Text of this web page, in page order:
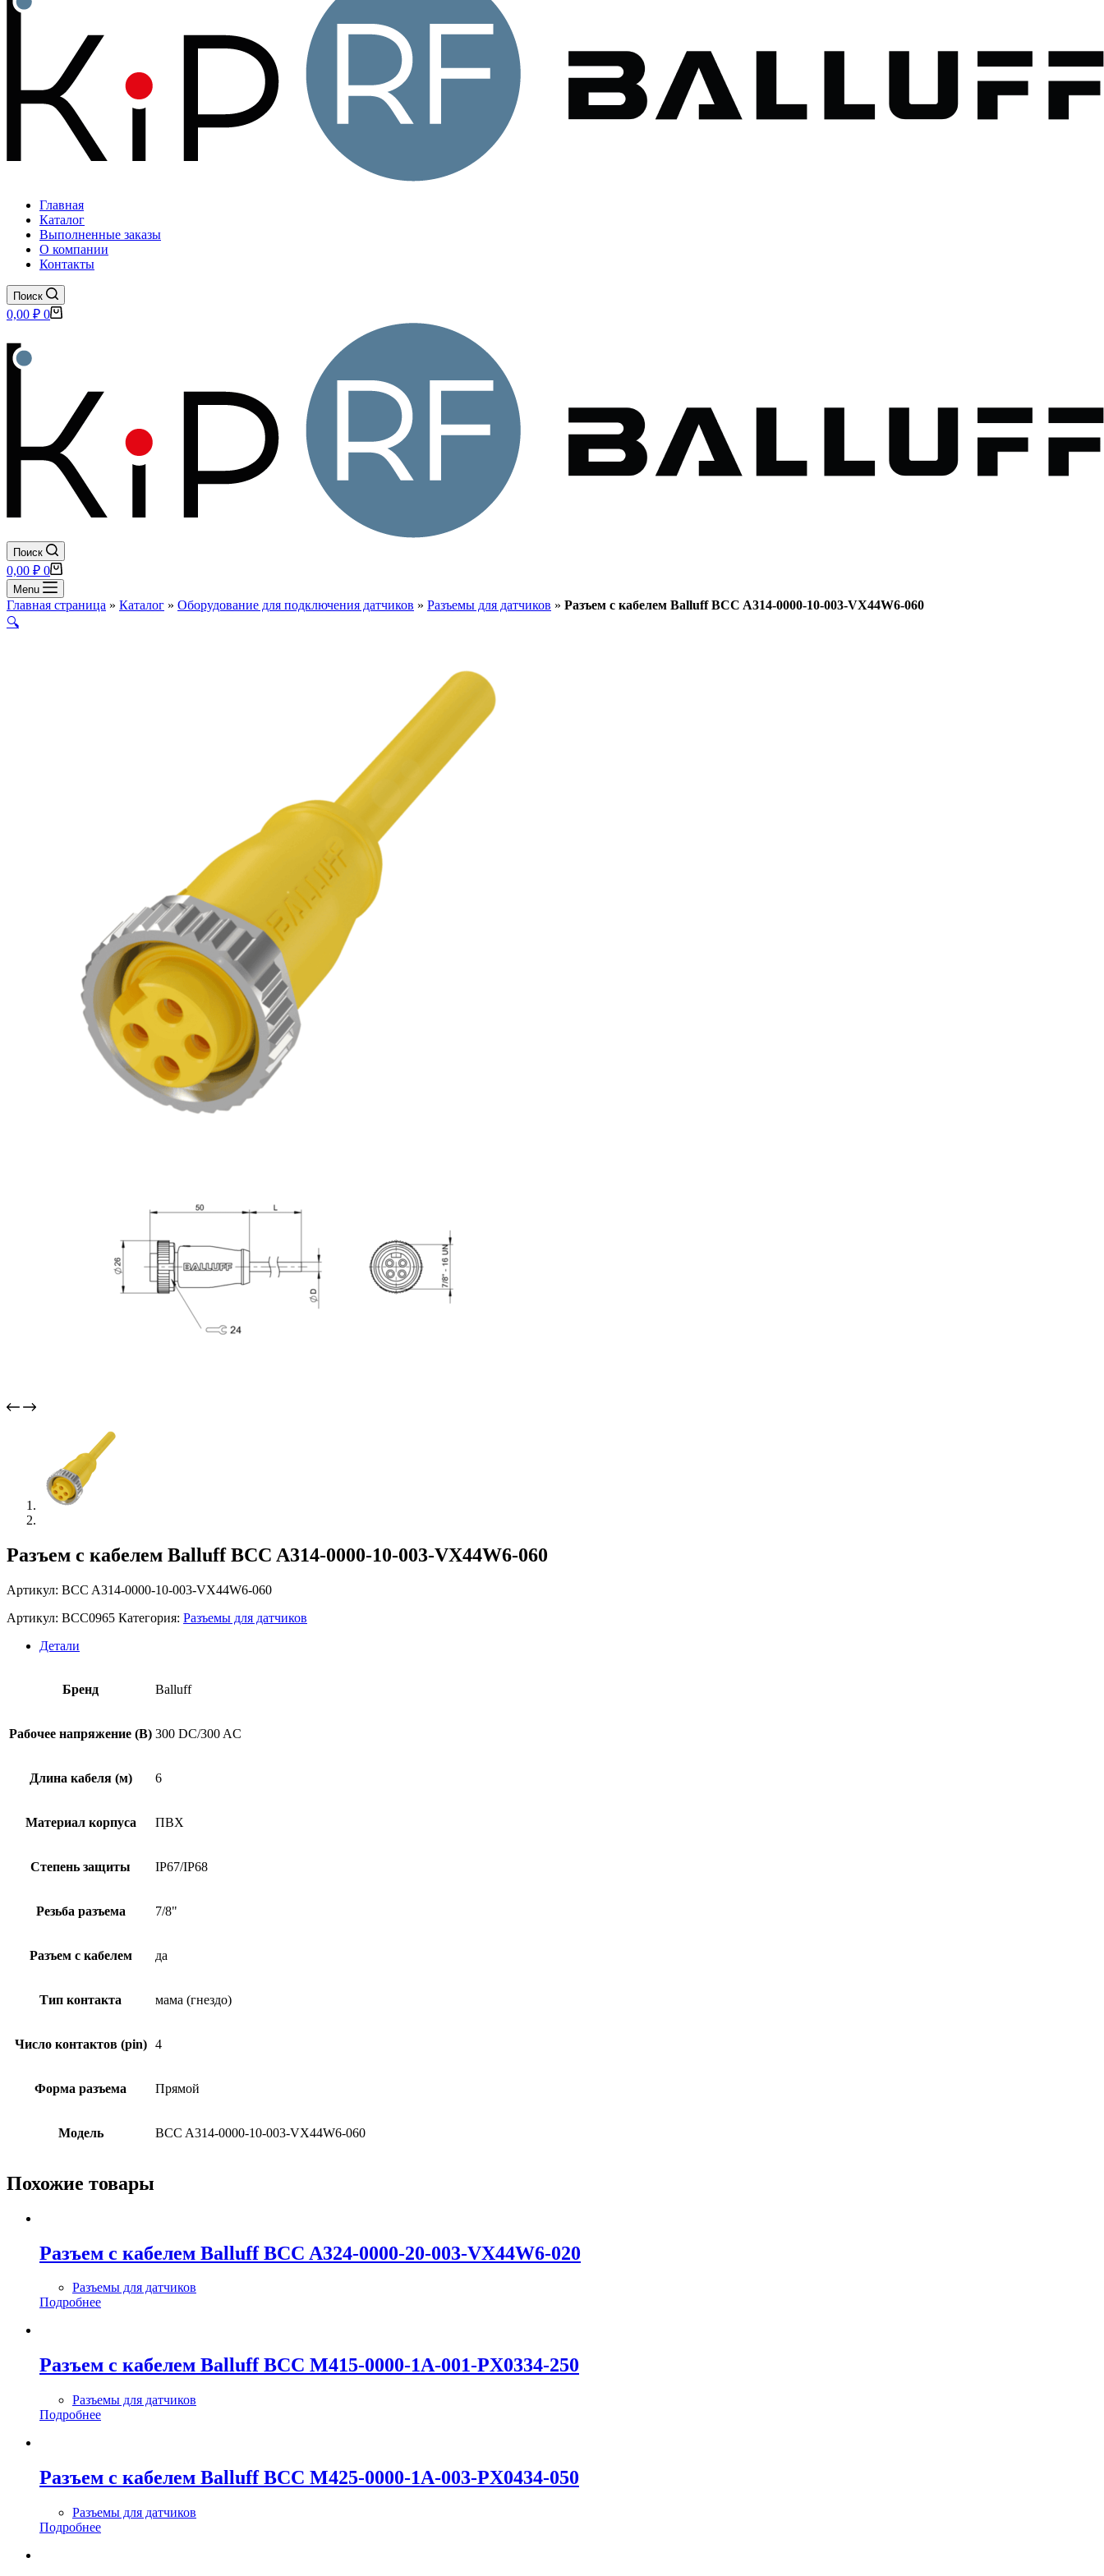
Главная
Каталог
Выполненные заказы
О компании
Контакты
Поиск
Корзина
0,00 ₽ 0
Поиск
Корзина
0,00 ₽ 0
Menu
Главная страница » Каталог » Оборудование для подключения датчиков » Разъемы для датчиков » Разъем с кабелем Balluff BCC A314-0000-10-003-VX44W6-060
🔍
Разъем с кабелем Balluff BCC A314-0000-10-003-VX44W6-060
Артикул: BCC A314-0000-10-003-VX44W6-060
Артикул: BCC0965 Категория: Разъемы для датчиков
Детали
Бренд Balluff
Рабочее напряжение (В) 300 DC/300 AC
Длина кабеля (м) 6
Материал корпуса ПВХ
Степень защиты IP67/IP68
Резьба разъема 7/8"
Разъем с кабелем да
Тип контакта мама (гнездо)
Число контактов (pin) 4
Форма разъема Прямой
Модель BCC A314-0000-10-003-VX44W6-060
Похожие товары
Разъем с кабелем Balluff BCC A324-0000-20-003-VX44W6-020
Разъемы для датчиков
Подробнее
Разъем с кабелем Balluff BCC M415-0000-1A-001-PX0334-250
Разъемы для датчиков
Подробнее
Разъем с кабелем Balluff BCC M425-0000-1A-003-PX0434-050
Разъемы для датчиков
Подробнее